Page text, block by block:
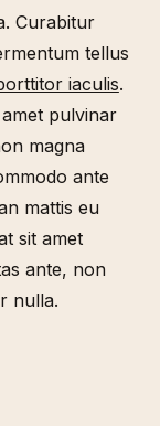
Curabitur
tellus
iaculis.
pulvinar
magna
ante
mattis eu
sit amet
ante, non
nulla.